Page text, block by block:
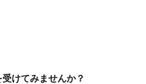
けてみませんか？